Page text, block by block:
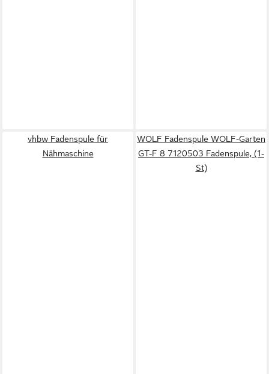
vhbw Fadenspule für
Nähmaschine
WOLF Fadenspule WOLF-Garten
GT-F 8 7120503 Fadenspule, (1-
St)